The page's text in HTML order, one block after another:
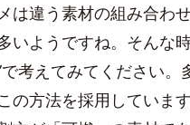
は違う素材の組み合わ
いようですね。そんな
で考えてみてください。
の方法を採用していま